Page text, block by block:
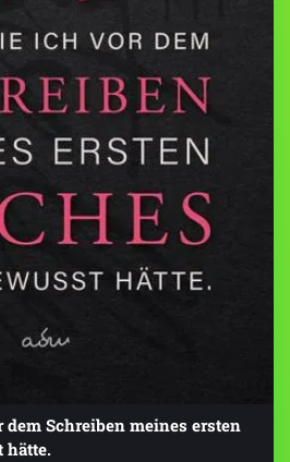
dem Schreiben meines ersten
hätte.